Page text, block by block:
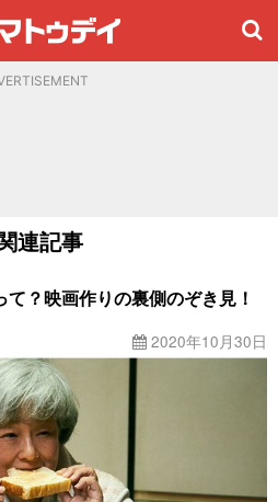
連記事
？映画作りの裏側のぞき見！
2020年10月30日